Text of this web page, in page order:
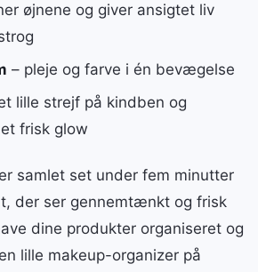
øjnene og giver ansigtet liv
– pleje og farve i én bevægelse
lille strejf på kindben og
frisk glow
samlet set under fem minutter
der ser gennemtænkt og frisk
dine produkter organiseret og
lille makeup-organizer på